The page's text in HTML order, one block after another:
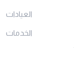
العيادات
الخدمات